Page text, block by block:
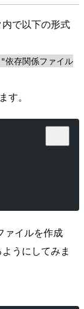
で以下の形式
存関係ファイル
。
ァイルを作成
うにしてみま